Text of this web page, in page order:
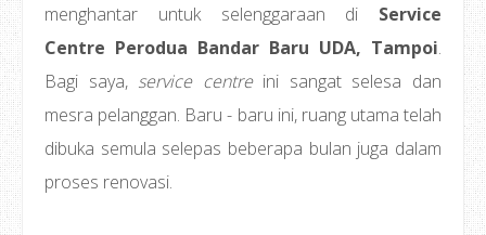
menghantar untuk selenggaraan di Service
Centre Perodua Bandar Baru UDA, Tampoi.
Bagi saya, service centreini sangat selesa dan
mesra pelanggan. Baru - baru ini, ruang utama telah
dibuka semula selepas beberapa bulan juga dalam
proses renovasi.